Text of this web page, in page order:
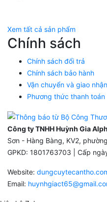
Xem tất cả sản phẩm
Chính sách
Chính sách đổi trả
Chính sách bảo hành
Vận chuyển và giao nhận
Phương thức thanh toán
Công ty TNHH Huỳnh Gia
Sơn - Hàng Bàng, KV2,
GPKD: 1801763703 | Cấp
Website:
Email: